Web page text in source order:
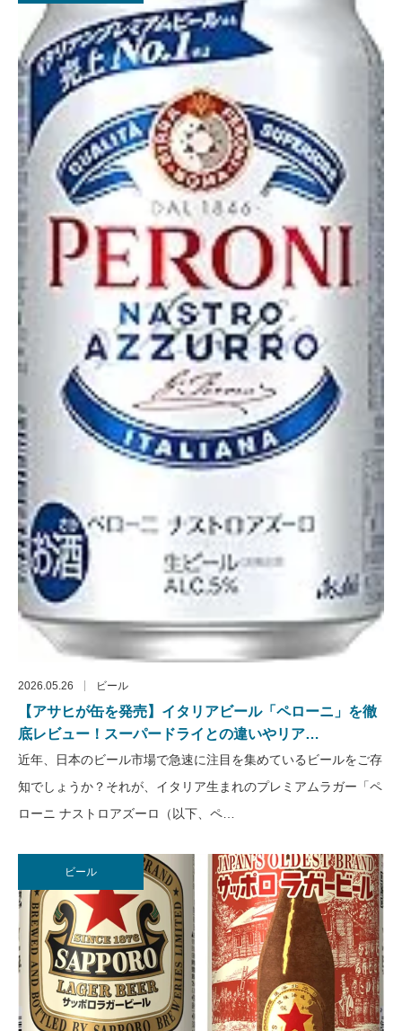
2026.05.26 ビール
【アサヒが缶を発売】イタリアビール「ペローニ」を徹
底レビュー！スーパードライとの違いやリア…
近年、日本のビール市場で急速に注目を集めているビールをご存
知でしょうか？それが、イタリア生まれのプレミアムラガー「ペ
ローニ ナストロアズーロ（以下、ペ…
ビール